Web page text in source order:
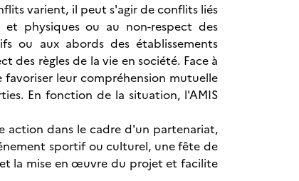
varient, il peut s'agir de conflits liés
et physiques ou au non-respect des
ou aux abords des établissements
des règles de la vie en société. Face à
leur compréhension mutuelle
En fonction de la situation, l'AMIS
action dans le cadre d'un partenariat,
sportif ou culturel, une fête de
la mise en œuvre du projet et facilite